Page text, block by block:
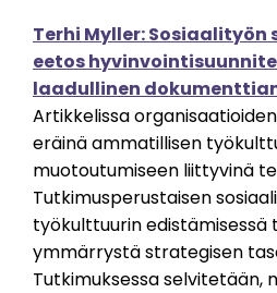
Terhi Myller: Sosiaalityön
eetos
laadullinen
Artikkelissa
eräinä ammatillisen
muotoutumiseen liittyvinä
Tutkimusperustaisen
työkulttuurin edistämisessä
ymmärrystä strategisen
Tutkimuksessa selvitetään,